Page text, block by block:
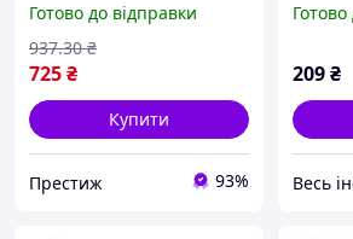
та демонтажу трубних
з'єднань захват SET18-F
Готово до відправки
725₴
937.30 ₴
Купити
Престиж 93%
209₴
Весь